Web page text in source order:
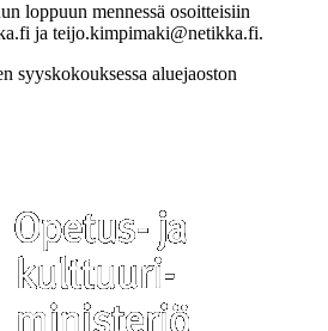
loppuun mennessä osoitteisiin
ja teijo.kimpimaki@netikka.fi.
syyskokouksessa aluejaoston